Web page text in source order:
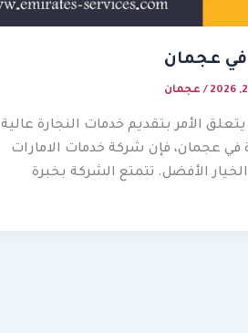
في عجمان
/ عجمان
الأمر بتقديم خدمات النجارة عالية
في عجمان، فإن شركة خدمات الامارات
الأفضل. تتمتع الشركة بخبرة